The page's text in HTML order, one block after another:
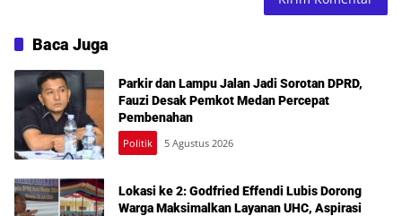
Baca Juga
Parkir dan Lampu Jalan Jadi Sorotan DPRD,
Fauzi Desak Pemkot Medan Percepat
Pembenahan
Politik 5 Agustus 2026
Lokasi ke 2: Godfried Effendi Lubis Dorong
Warga Maksimalkan Layanan UHC, Aspirasi